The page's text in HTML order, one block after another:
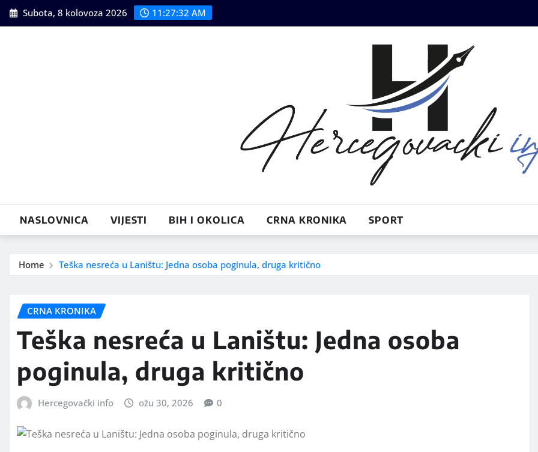
Skip
to
Subota, 8 kolovoza 2026 11:27:34 AM
NASLOVNICA VIJESTI BIH I OKOLICA CRNA KRONIKA SPORT
Home Teška nesreća u Laništu: Jedna osoba poginula, druga kritično
CRNA KRONIKA
Teška nesreća u Laništu: Jedna osoba
poginula, druga kritično
Hercegovački info ožu 30, 2026 0